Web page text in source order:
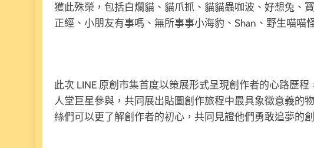
獲此殊榮，包括白爛貓、貓爪抓、貓貓蟲咖波、好想兔、
正經、小朋友有事嗎、無所事事小海豹、Shan、野生喵喵
此次 LINE 原創市集首度以策展形式呈現創作者的心路歷
人堂巨星參與，共同展出貼圖創作旅程中最具象徵意義的
絲們可以更了解創作者的初心，共同見證他們勇敢追夢的